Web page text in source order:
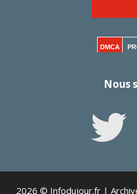
DMCA
Nous
2026 © Infodujour.fr |